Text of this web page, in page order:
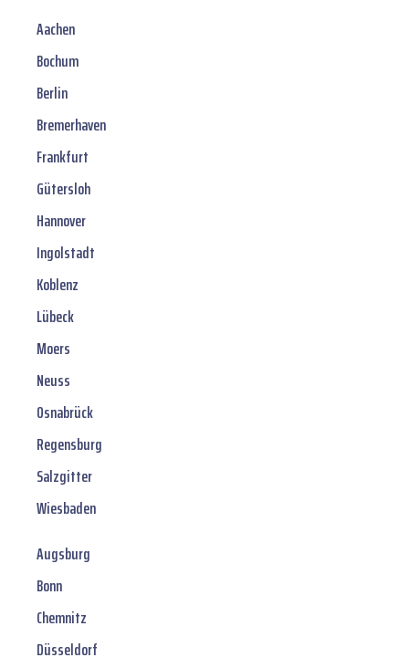
Aachen
Bochum
Berlin
Bremerhaven
Frankfurt
Gütersloh
Hannover
Ingolstadt
Koblenz
Lübeck
Moers
Neuss
Osnabrück
Regensburg
Salzgitter
Wiesbaden
Augsburg
Bonn
Chemnitz
Düsseldorf